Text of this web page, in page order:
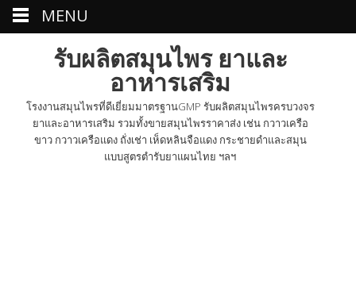
รับผลิตสมุนไพร ยาและ
อาหารเสริม
โรงงานสมุนไพรที่ดีเยี่ยมมาตรฐานGMP รับผลิตสมุนไพรครบวงจร
ยาและอาหารเสริม รวมทั้งขายสมุนไพรราคาส่ง เช่น กวาวเครือ
ขาว กวาวเครือแดง ถั่งเช่า เห็ดหลินจือแดง กระชายดำและสมุน
แบบสูตรตำรับยาแผนไทย ฯลฯ
MENU